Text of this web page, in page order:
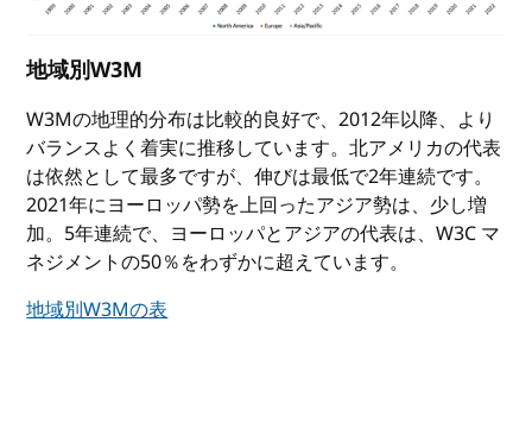
地域別W3M
W3Mの地理的分布は比較的良好で、2012年以降、より
バランスよく着実に推移しています。北アメリカの代表
は依然として最多ですが、伸びは最低で2年連続です。
2021年にヨーロッパ勢を上回ったアジア勢は、少し増
加。5年連続で、ヨーロッパとアジアの代表は、W3C マ
ネジメントの50％をわずかに超えています。
地域別W3Mの表